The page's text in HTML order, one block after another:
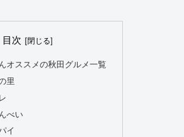
目次
オススメの秋田グルメ一覧
里
べい
イ